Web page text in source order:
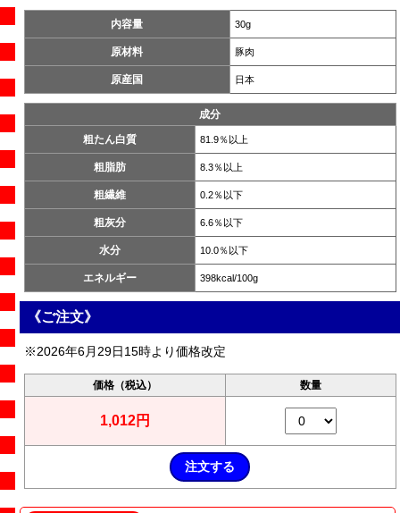
内容量 30g
原材料 豚肉
原産国 日本
成分
粗たん白質
81.9％以上
粗脂肪 8.3％以上
粗繊維 0.2％以下
粗灰分 6.6％以下
水分 10.0％以下
エネルギー 398kcal/100g
《ご注文》
※2026年6月29日15時より価格改定
価格（税込） 数量
1,012円